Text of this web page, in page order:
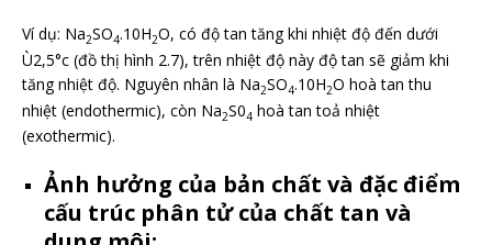
Ví dụ: Na2SO4.10H2O, có độ tan tăng khi nhiệt độ đến dưới
Ù2,5°c (đồ thị hình 2.7), trên nhiệt độ này độ tan sẽ giảm khi
tăng nhiệt độ. Nguyên nhân là Na2SO4.10H2O hoà tan thu
nhiệt (endothermic), còn Na2S04 hoà tan toả nhiệt
(exothermic).
Ảnh hưởng của bản chất và đặc điểm
cấu trúc phân tử của chất tan và